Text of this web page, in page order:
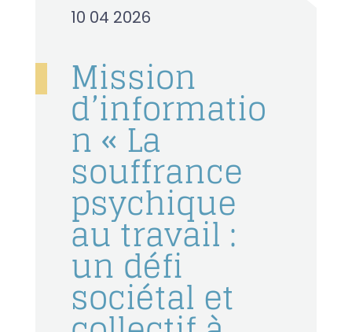
10 04 2026
Mission
d’informatio
n « La
souffrance
psychique
au travail :
un défi
sociétal et